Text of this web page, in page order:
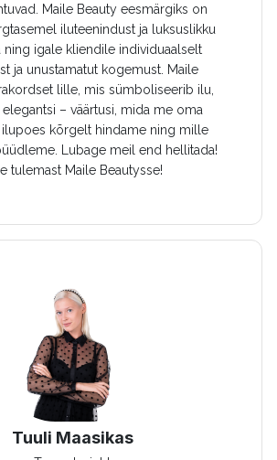
Maile Beauty eesmärgiks on
iluteenindust ja luksuslikku
ning igale kliendile individuaalselt
ja unustamatut kogemust. Maile
lille, mis sümboliseerib ilu,
– väärtusi, mida me oma
ilupoes kõrgelt hindame ning mille
Lubage meil end hellitada!
tulemast Maile Beautysse!
Tuuli Maasikas